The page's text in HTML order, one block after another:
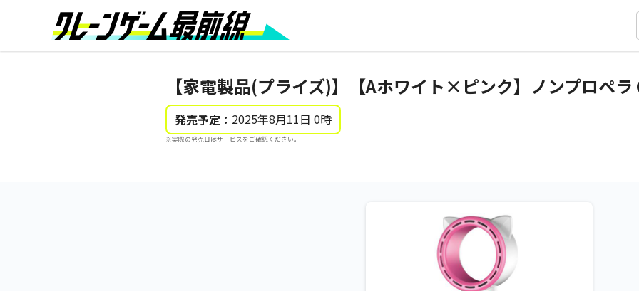
【家電製品(プライズ)】【Aホワイト×ピンク】ノンプロペラ
発売予定： 2025年8月11日 0時
※実際の発売日はサービスをご確認ください。